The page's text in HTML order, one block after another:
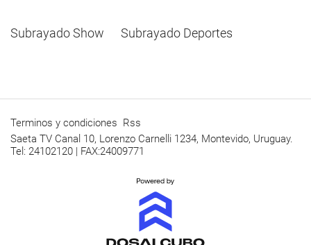
Subrayado Show Subrayado Deportes
Terminos y condiciones Rss
Saeta TV Canal 10, Lorenzo Carnelli 1234, Montevido, Uruguay.
Tel: 24102120 | FAX:24009771